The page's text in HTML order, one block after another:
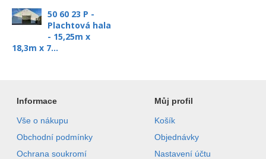
50 60 23 P -
Plachtová hala
- 15,25m x
18,3m x 7...
Informace
Vše o nákupu
Obchodní podmínky
Ochrana soukromí
Můj profil
Košík
Objednávky
Nastavení účtu